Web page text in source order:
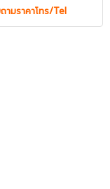
ามราคาโทร/Tel